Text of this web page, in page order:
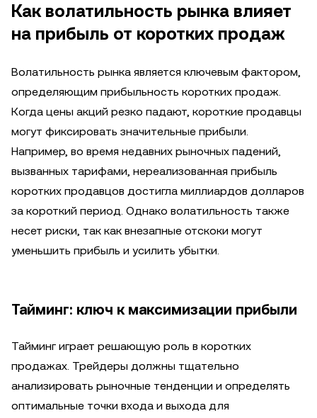
Как волатильность рынка влияет
на прибыль от коротких продаж
Волатильность рынка является ключевым фактором,
определяющим прибыльность коротких продаж.
Когда цены акций резко падают, короткие продавцы
могут фиксировать значительные прибыли.
Например, во время недавних рыночных падений,
вызванных тарифами, нереализованная прибыль
коротких продавцов достигла миллиардов долларов
за короткий период. Однако волатильность также
несет риски, так как внезапные отскоки могут
уменьшить прибыль и усилить убытки.
Тайминг: ключ к максимизации прибыли
Тайминг играет решающую роль в коротких
продажах. Трейдеры должны тщательно
анализировать рыночные тенденции и определять
оптимальные точки входа и выхода для